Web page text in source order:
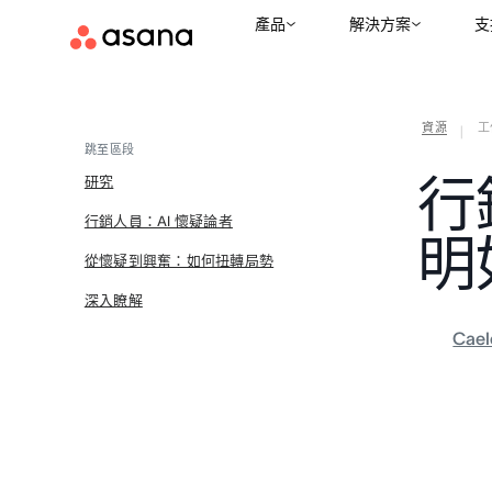
產品 解決方案
資源
行
跳至區段
研究
行銷人員：AI 懷疑論者
從懷疑到興奮：如何扭轉局勢
深入瞭解